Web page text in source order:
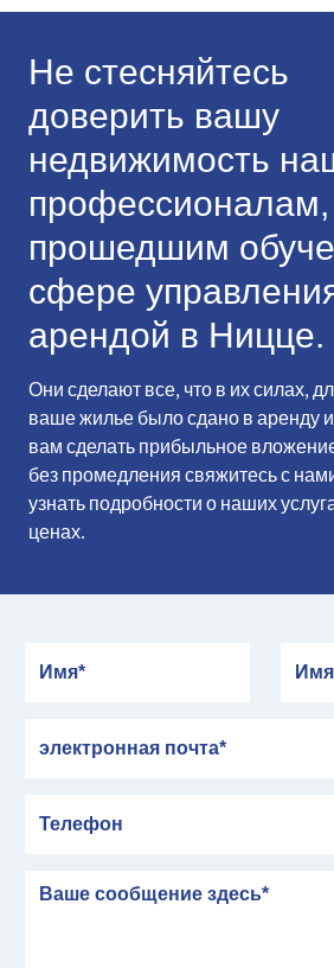
Не стесняйтесь
доверить вашу
недвижимость
профессионалам,
прошедшим
сфере
арендой в Ницце.
Они сделают все, что в их силах,
ваше жилье было сдано в аренду
вам сделать прибыльное
без промедления свяжитесь с
узнать подробности о наших
ценах.
сообщение